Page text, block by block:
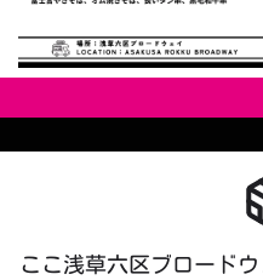
ここ浅草六区ブロード